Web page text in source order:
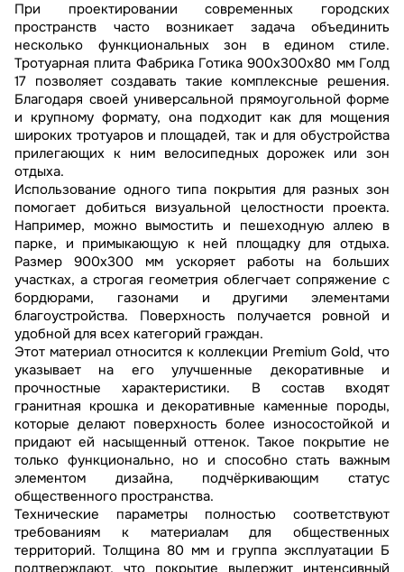
При проектировании современных городских
пространств часто возникает задача объединить
несколько функциональных зон в едином стиле.
Тротуарная плита Фабрика Готика 900х300х80 мм Голд
17 позволяет создавать такие комплексные решения.
Благодаря своей универсальной прямоугольной форме
и крупному формату, она подходит как для мощения
широких тротуаров и площадей, так и для обустройства
прилегающих к ним велосипедных дорожек или зон
отдыха.
Использование одного типа покрытия для разных зон
помогает добиться визуальной целостности проекта.
Например, можно вымостить и пешеходную аллею в
парке, и примыкающую к ней площадку для отдыха.
Размер 900х300 мм ускоряет работы на больших
участках, а строгая геометрия облегчает сопряжение с
бордюрами, газонами и другими элементами
благоустройства. Поверхность получается ровной и
удобной для всех категорий граждан.
Этот материал относится к коллекции Premium Gold, что
указывает на его улучшенные декоративные и
прочностные характеристики. В состав входят
гранитная крошка и декоративные каменные породы,
которые делают поверхность более износостойкой и
придают ей насыщенный оттенок. Такое покрытие не
только функционально, но и способно стать важным
элементом дизайна, подчёркивающим статус
общественного пространства.
Технические параметры полностью соответствуют
требованиям к материалам для общественных
территорий. Толщина 80 мм и группа эксплуатации Б